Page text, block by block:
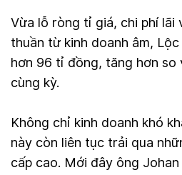
Vừa lỗ ròng tỉ giá, chi phí lãi
thuần từ kinh doanh âm,
hơn 96 tỉ đồng, tăng hơn so
cùng kỳ.
Không chỉ kinh doanh khó
này còn liên tục trải qua
cấp cao. Mới đây ông